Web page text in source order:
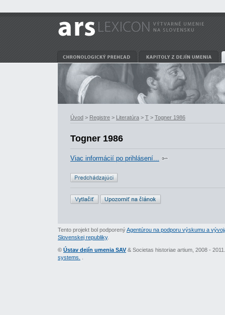
Úvod > Registre > Literatúra > T > Togner 1986
Togner 1986
Viac informácií po prihlásení...
Tento projekt bol podporenýAgentúrou na podporu výskumu a
Slovenskej republiky.
© Ústav dejín umenia SAV & Societas historiae artium, 2008 -
systems.